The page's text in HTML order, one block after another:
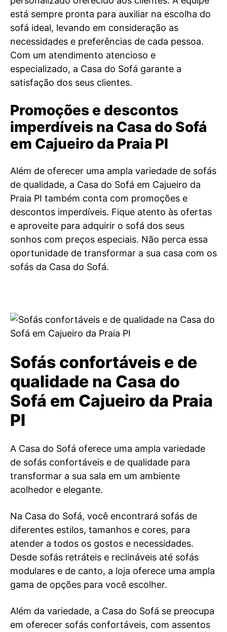
está sempre pronta para auxiliar na escolha do
sofá ideal, levando em consideração as
necessidades e preferências de cada pessoa.
Com um atendimento atencioso e
especializado, a Casa do Sofá garante a
satisfação dos seus clientes.
Promoções e descontos
imperdíveis na Casa do Sofá
em Cajueiro da Praia PI
Além de oferecer uma ampla variedade de sofás
de qualidade, a Casa do Sofá em Cajueiro da
Praia PI também conta com promoções e
descontos imperdíveis. Fique atento às ofertas
e aproveite para adquirir o sofá dos seus
sonhos com preços especiais. Não perca essa
oportunidade de transformar a sua casa com os
sofás da Casa do Sofá.
Sofás confortáveis e de
qualidade na Casa do
Sofá em Cajueiro da Praia
PI
A Casa do Sofá oferece uma ampla variedade
de sofás confortáveis e de qualidade para
transformar a sua sala em um ambiente
acolhedor e elegante.
Na Casa do Sofá, você encontrará sofás de
diferentes estilos, tamanhos e cores, para
atender a todos os gostos e necessidades.
Desde sofás retráteis e reclináveis até sofás
modulares e de canto, a loja oferece uma ampla
gama de opções para você escolher.
Além da variedade, a Casa do Sofá se preocupa
em oferecer sofás confortáveis, com assentos